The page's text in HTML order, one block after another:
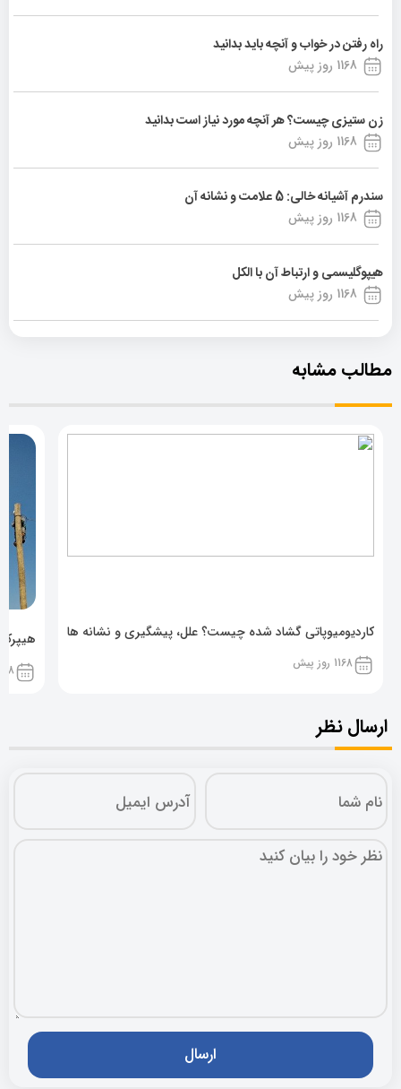
راه رفتن در خواب و آنچه باید بدانید
1168 روز پیش
زن ستیزی چیست؟ هر آنچه مورد نیاز است بدانید
1168 روز پیش
سندرم آشیانه خالی: 5 علامت و نشانه آن
1168 روز پیش
هیپوگلیسمی و ارتباط آن با الکل
1168 روز پیش
مطالب مشابه
کاردیومیوپاتی گشاد شده چیست؟ علل، پیشگیری و نشانه ها
1168 روز پیش 1168
ارسال نظر